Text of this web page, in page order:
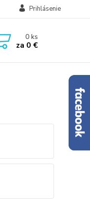
Prihlásenie
0ks
za 0 €